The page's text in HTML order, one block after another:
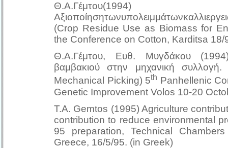
Θ.Α.Γέμτου(1994)
(Crop Residue Use as Biomass for
the Conference on Cotton, Karditsa 18/
Θ.Α.Γέμτου, Ευθ. Μυγδάκου
βαμβακιού στην μηχανική
Mechanical Picking) 5th Panhellenic
Genetic Improvement Volos 10-20
T.A. Gemtos (1995) Agriculture
contribution to reduce environmental
95 preparation, Technical
Greece, 16/5/95. (in Greek)